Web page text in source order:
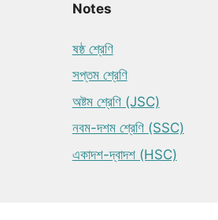
Notes
ষষ্ঠ শ্রেণি
সপ্তম শ্রেণি
অষ্টম শ্রেণি (JSC)
নবম-দশম শ্রেণি (SSC)
একাদশ-দ্বাদশ (HSC)